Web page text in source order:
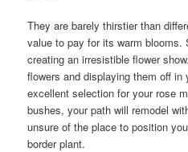
They are barely thirstier than
value to pay for its warm blooms.
creating an irresistible flower
flowers and displaying them off
excellent selection for your rose
bushes, your path will remodel
unsure of the place to position
border plant.